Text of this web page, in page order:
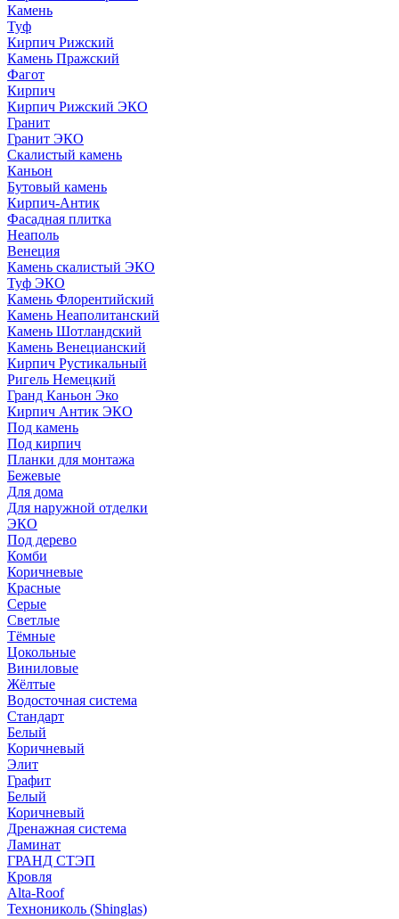
Камень
Туф
Кирпич Рижский
Камень Пражский
Фагот
Кирпич
Кирпич Рижский ЭКО
Гранит
Гранит ЭКО
Скалистый камень
Каньон
Бутовый камень
Кирпич-Антик
Фасадная плитка
Неаполь
Венеция
Камень скалистый ЭКО
Туф ЭКО
Камень Флорентийский
Камень Неаполитанский
Камень Шотландский
Камень Венецианский
Кирпич Рустикальный
Ригель Немецкий
Гранд Каньон Эко
Кирпич Антик ЭКО
Под камень
Под кирпич
Планки для монтажа
Бежевые
Для дома
Для наружной отделки
ЭКO
Под дерево
Комби
Коричневые
Красные
Серые
Светлые
Тёмные
Цокольные
Виниловые
Жёлтые
Водосточная система
Стандарт
Белый
Коричневый
Элит
Графит
Белый
Коричневый
Дренажная система
Ламинат
ГРАНД СТЭП
Кровля
Alta-Roof
Технониколь (Shinglas)